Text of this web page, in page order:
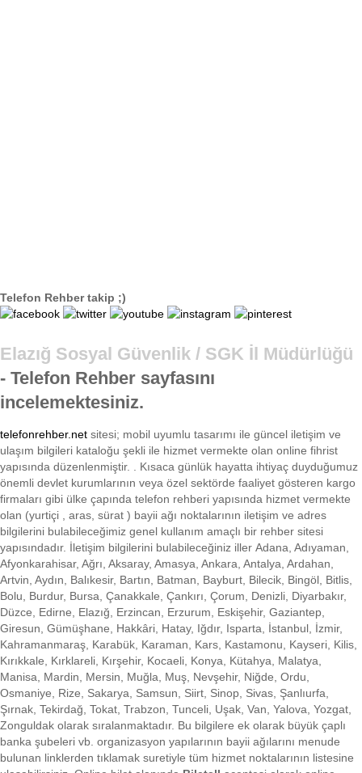
Telefon Rehber takip ;)
Elazığ Sosyal Güvenlik / SGK İl Müdürlüğü
- Telefon Rehber sayfasını
incelemektesiniz.
telefonrehber.net sitesi; mobil uyumlu tasarımı ile güncel iletişim ve
ulaşım bilgileri kataloğu şekli ile hizmet vermekte olan online fihrist
yapısında düzenlenmiştir. . Kısaca günlük hayatta ihtiyaç duyduğumuz
önemli devlet kurumlarının veya özel sektörde faaliyet gösteren kargo
firmaları gibi ülke çapında telefon rehberi yapısında hizmet vermekte
olan (yurtiçi , aras, sürat ) bayii ağı noktalarının iletişim ve adres
bilgilerini bulabileceğimiz genel kullanım amaçlı bir rehber sitesi
yapısındadır. İletişim bilgilerini bulabileceğiniz iller Adana, Adıyaman,
Afyonkarahisar, Ağrı, Aksaray, Amasya, Ankara, Antalya, Ardahan,
Artvin, Aydın, Balıkesir, Bartın, Batman, Bayburt, Bilecik, Bingöl, Bitlis,
Bolu, Burdur, Bursa, Çanakkale, Çankırı, Çorum, Denizli, Diyarbakır,
Düzce, Edirne, Elazığ, Erzincan, Erzurum, Eskişehir, Gaziantep,
Giresun, Gümüşhane, Hakkâri, Hatay, Iğdır, Isparta, İstanbul, İzmir,
Kahramanmaraş, Karabük, Karaman, Kars, Kastamonu, Kayseri, Kilis,
Kırıkkale, Kırklareli, Kırşehir, Kocaeli, Konya, Kütahya, Malatya,
Manisa, Mardin, Mersin, Muğla, Muş, Nevşehir, Niğde, Ordu,
Osmaniye, Rize, Sakarya, Samsun, Siirt, Sinop, Sivas, Şanlıurfa,
Şırnak, Tekirdağ, Tokat, Trabzon, Tunceli, Uşak, Van, Yalova, Yozgat,
Zonguldak olarak sıralanmaktadır. Bu bilgilere ek olarak büyük çaplı
banka şubeleri vb. organizasyon yapılarının bayii ağılarını menude
bulunan linklerden tıklamak suretiyle tüm hizmet noktalarının listesine